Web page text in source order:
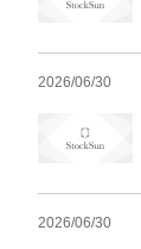
2026/06/30
2026/06/30